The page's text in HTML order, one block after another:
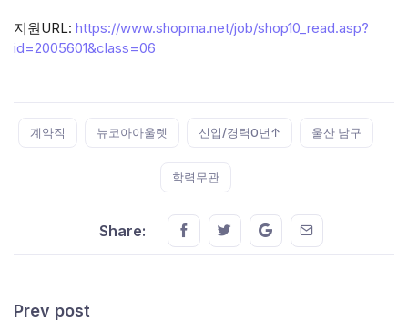
지원URL: https://www.shopma.net/job/shop10_read.asp?
id=2005601&class=06
계약직 뉴코아아울렛 신입/경력0년↑ 울산 남구
학력무관
Share: Share this on FaceBook
Share this on Twitter
Share this on GMail
Share this on
Prev post